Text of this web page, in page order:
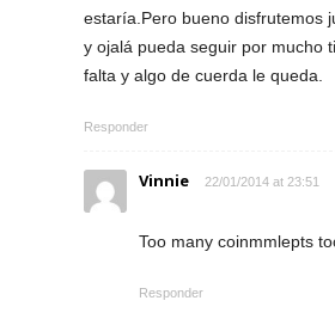
estaría.Pero bueno disfrutemos
y ojalá pueda seguir por mucho
falta y algo de cuerda le queda.
Responder
Vinnie 22/01/2014 at 23:51
Too many coinmmlepts
Responder